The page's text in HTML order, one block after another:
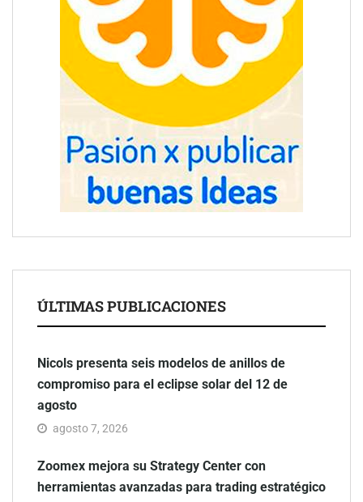
ÚLTIMAS PUBLICACIONES
Nicols presenta seis modelos de anillos de
compromiso para el eclipse solar del 12 de
agosto
agosto 7, 2026
Zoomex mejora su Strategy Center con
herramientas avanzadas para trading estratégico